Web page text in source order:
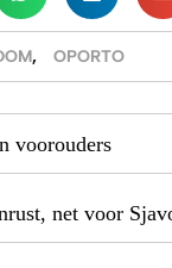
, OPORTO
voorouders
net voor